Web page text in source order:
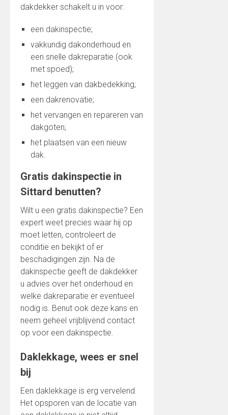
dakdekker schakelt u in voor:
een dakinspectie;
vakkundig dakonderhoud en
een snelle dakreparatie (ook
met spoed);
het leggen van dakbedekking;
een dakrenovatie;
het vervangen en repareren van
dakgoten;
het plaatsen van een nieuw
dak.
Gratis dakinspectie in
Sittard benutten?
Wilt u een gratis dakinspectie? Een
expert weet precies waar hij op
moet letten, controleert de
conditie en bekijkt of er
beschadigingen zijn. Na de
dakinspectie geeft de dakdekker
u advies over het onderhoud en
welke dakreparatie er eventueel
nodig is. Benut ook deze kans en
neem geheel vrijblijvend contact
op voor een dakinspectie.
Daklekkage, wees er snel
bij
Een daklekkage is erg vervelend.
Het opsporen van de locatie van